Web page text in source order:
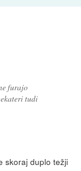
furajo
tudi
skoraj duplo težji